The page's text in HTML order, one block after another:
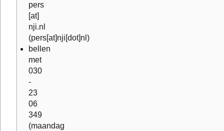
pers
[at]
nji.nl
(pers[at]nji[dot]nl)
bellen
met
030
-
23
06
349
(maandag